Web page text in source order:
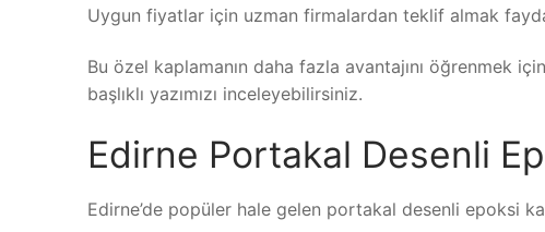
Uygun fiyatlar için uzman firmalardan teklif almak
Bu özel kaplamanın daha fazla avantajını öğrenmek için
başlıklı yazımızı inceleyebilirsiniz.
Edirne Portakal Desenli
Edirne’de popüler hale gelen portakal desenli epoksi